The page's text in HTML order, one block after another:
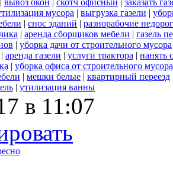
| вывоз окон | скотч офисный | заказать
мусора | выгрузка газели |
| снос зданий | разнорабочие
| аренда сборщиков мебели | газель
| уборка дачи от строительного мусора
| аренда газели | услуги трактора | нанять
| уборка офиса от строительного мусора
| мешки белые | квартирный переезд
| утилизация ванны
в 11:07